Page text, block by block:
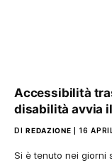
Accessibilità
disabilità avvia
DI REDAZIONE 16
Si è tenuto nei giorni